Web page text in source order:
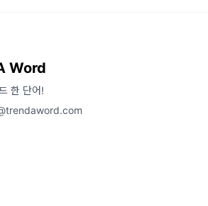
Word
한 단어!